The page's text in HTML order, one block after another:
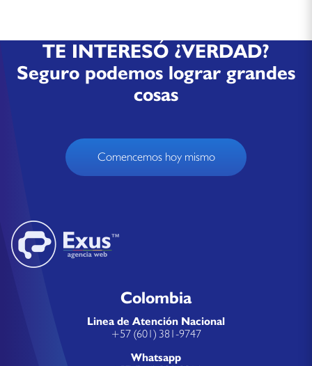
TE INTERESÓ ¿VERDAD?
Seguro podemos lograr grandes
cosas
Comencemos hoy mismo
Colombia
Linea de Atención Nacional
+57 (601) 381-9747
Whatsapp